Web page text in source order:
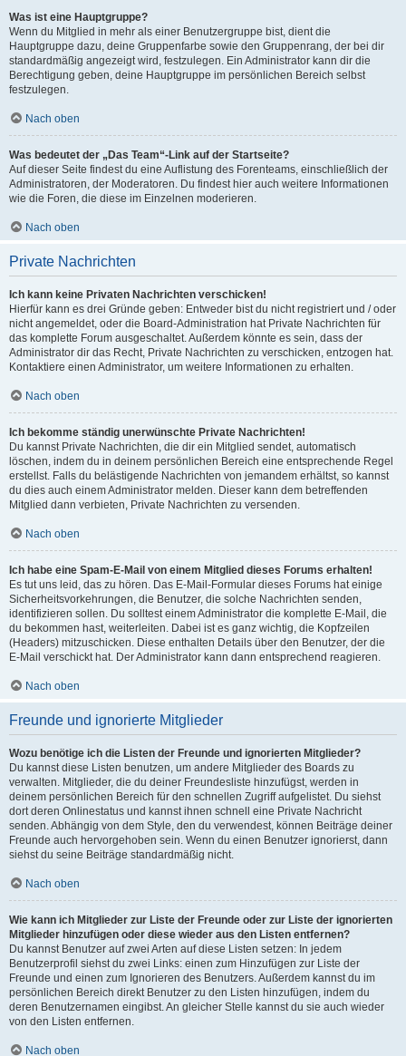
Was ist eine Hauptgruppe?
Wenn du Mitglied in mehr als einer Benutzergruppe bist, dient die
Hauptgruppe dazu, deine Gruppenfarbe sowie den Gruppenrang, der bei dir
standardmäßig angezeigt wird, festzulegen. Ein Administrator kann dir die
Berechtigung geben, deine Hauptgruppe im persönlichen Bereich selbst
festzulegen.
Nach oben
Was bedeutet der „Das Team“-Link auf der Startseite?
Auf dieser Seite findest du eine Auflistung des Forenteams, einschließlich der
Administratoren, der Moderatoren. Du findest hier auch weitere Informationen
wie die Foren, die diese im Einzelnen moderieren.
Nach oben
Private Nachrichten
Ich kann keine Privaten Nachrichten verschicken!
Hierfür kann es drei Gründe geben: Entweder bist du nicht registriert und / oder
nicht angemeldet, oder die Board-Administration hat Private Nachrichten für
das komplette Forum ausgeschaltet. Außerdem könnte es sein, dass der
Administrator dir das Recht, Private Nachrichten zu verschicken, entzogen hat.
Kontaktiere einen Administrator, um weitere Informationen zu erhalten.
Nach oben
Ich bekomme ständig unerwünschte Private Nachrichten!
Du kannst Private Nachrichten, die dir ein Mitglied sendet, automatisch
löschen, indem du in deinem persönlichen Bereich eine entsprechende Regel
erstellst. Falls du belästigende Nachrichten von jemandem erhältst, so kannst
du dies auch einem Administrator melden. Dieser kann dem betreffenden
Mitglied dann verbieten, Private Nachrichten zu versenden.
Nach oben
Ich habe eine Spam-E-Mail von einem Mitglied dieses Forums erhalten!
Es tut uns leid, das zu hören. Das E-Mail-Formular dieses Forums hat einige
Sicherheitsvorkehrungen, die Benutzer, die solche Nachrichten senden,
identifizieren sollen. Du solltest einem Administrator die komplette E-Mail, die
du bekommen hast, weiterleiten. Dabei ist es ganz wichtig, die Kopfzeilen
(Headers) mitzuschicken. Diese enthalten Details über den Benutzer, der die
E-Mail verschickt hat. Der Administrator kann dann entsprechend reagieren.
Nach oben
Freunde und ignorierte Mitglieder
Wozu benötige ich die Listen der Freunde und ignorierten Mitglieder?
Du kannst diese Listen benutzen, um andere Mitglieder des Boards zu
verwalten. Mitglieder, die du deiner Freundesliste hinzufügst, werden in
deinem persönlichen Bereich für den schnellen Zugriff aufgelistet. Du siehst
dort deren Onlinestatus und kannst ihnen schnell eine Private Nachricht
senden. Abhängig von dem Style, den du verwendest, können Beiträge deiner
Freunde auch hervorgehoben sein. Wenn du einen Benutzer ignorierst, dann
siehst du seine Beiträge standardmäßig nicht.
Nach oben
Wie kann ich Mitglieder zur Liste der Freunde oder zur Liste der ignorierten
Mitglieder hinzufügen oder diese wieder aus den Listen entfernen?
Du kannst Benutzer auf zwei Arten auf diese Listen setzen: In jedem
Benutzerprofil siehst du zwei Links: einen zum Hinzufügen zur Liste der
Freunde und einen zum Ignorieren des Benutzers. Außerdem kannst du im
persönlichen Bereich direkt Benutzer zu den Listen hinzufügen, indem du
deren Benutzernamen eingibst. An gleicher Stelle kannst du sie auch wieder
von den Listen entfernen.
Nach oben